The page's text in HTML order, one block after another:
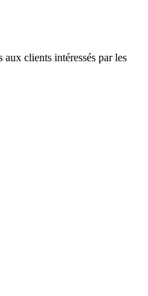
clients intéressés par les